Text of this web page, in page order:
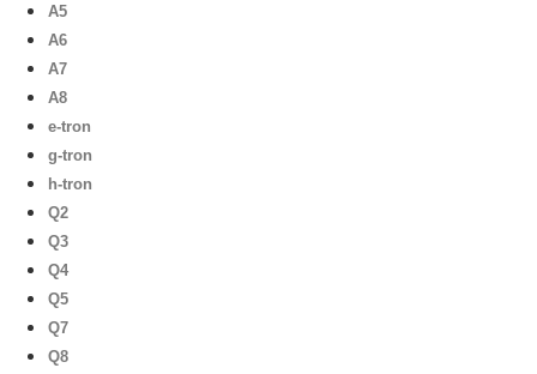
A5
A6
A7
A8
e-tron
g-tron
h-tron
Q2
Q3
Q4
Q5
Q7
Q8